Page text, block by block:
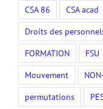
CSA 86
CSA acad
Droits des
FORMATION
FSU
Mouvement
permutations